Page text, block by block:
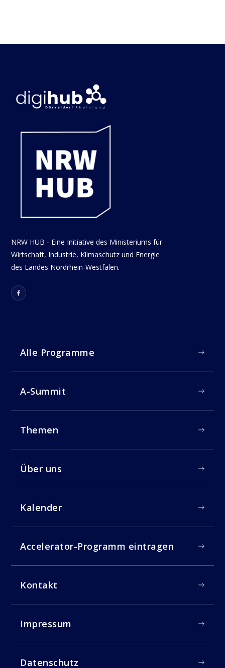
Kontakt
Impressum
Datenschutz
Alle Programme
A-Summit
Themen
Über uns
Kalender
Accelerator-Programm eintragen
NRW HUB - Eine Initiative des Ministeriums für
Wirtschaft, Industrie, Klimaschutz und Energie
des Landes Nordrhein-Westfalen.